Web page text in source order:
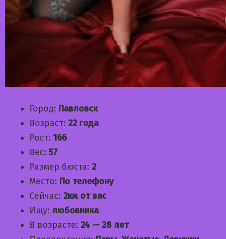
Город: Павловск
Возраст: 22 года
Рост: 166
Вес: 57
Размер бюста: 2
Место: По телефону
Сейчас: 2км от вас
Ищу: любовника
В возрасте: 24 — 28 лет